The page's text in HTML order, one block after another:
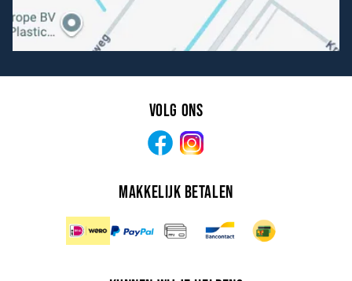
Volg ons
Facebook
Makkelijk betalen